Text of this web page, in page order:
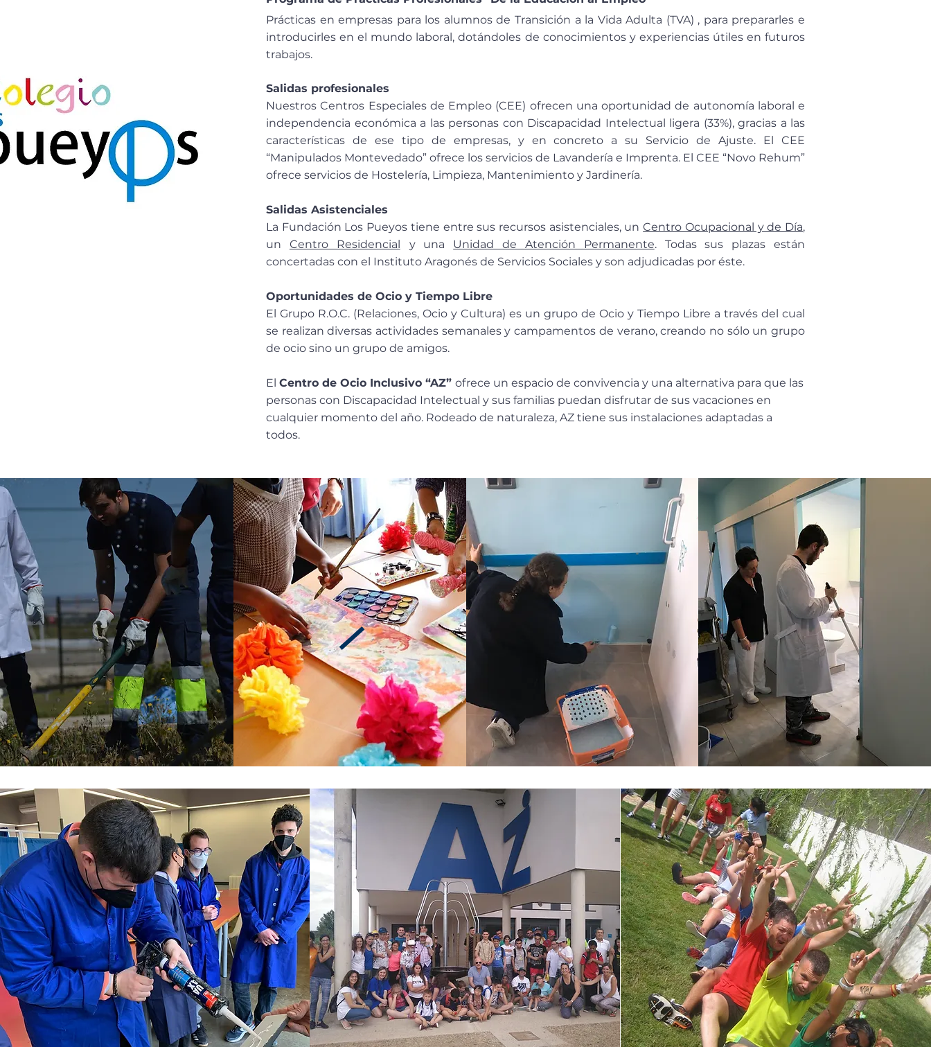
Prácticas en empresas para los alumnos de Transición a la Vida Adulta (TVA) , para prepararles e
introducirles en el mundo laboral, dotándoles de conocimientos y experiencias útiles en futuros
trabajos.
Salidas profesionales
Nuestros Centros Especiales de Empleo (CEE) ofrecen una oportunidad de autonomía laboral e
independencia económica a las personas con Discapacidad Intelectual ligera (33%), gracias a las
características de ese tipo de empresas, y en concreto a su Servicio de Ajuste. El CEE
“Manipulados Montevedado” ofrece los servicios de Lavandería e Imprenta. El CEE “Novo Rehum”
ofrece servicios de Hostelería, Limpieza, Mantenimiento y Jardinería.
Salidas Asistenciales
La Fundación Los Pueyos tiene entre sus recursos asistenciales, unCentro Ocupacional y de Día,
un Centro Residencial y una Unidad de Atención Permanente. Todas sus plazas están
concertadas con el Instituto Aragonés de Servicios Sociales y son adjudicadas por éste.
Oportunidades de Ocio y Tiempo Libre
El Grupo R.O.C. (Relaciones, Ocio y Cultura) es un grupo de Ocio y Tiempo Libre a través del cual
se realizan diversas actividades semanales y campamentos de verano, creando no sólo un grupo
de ocio sino un grupo de amigos.
El Centro de Ocio Inclusivo “AZ” ofrece un espacio de convivencia y una alternativa para que las
personas con Discapacidad Intelectual y sus familias puedan disfrutar de sus vacaciones en
cualquier momento del año. Rodeado de naturaleza, AZ tiene sus instalaciones adaptadas a
todos.